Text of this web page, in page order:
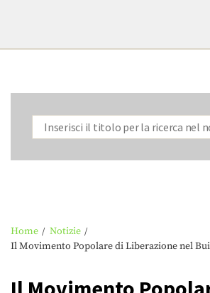
Home
Notizie
Il Movimento Popolare di Liberazione nel